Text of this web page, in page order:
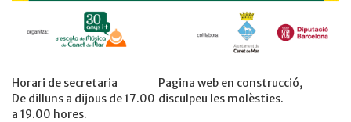
Horari de secretaria
De dilluns a dijous de 17.00
a 19.00 hores.
Pagina web en construcció,
disculpeu les molèsties.